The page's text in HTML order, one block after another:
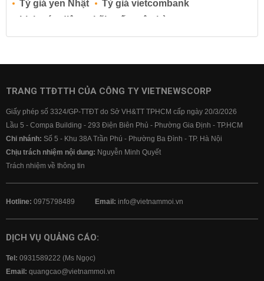
Tỷ giá yen Nhật
Tỷ giá vietcombank
Lịch cúp điện
Lãi suất ngân hàng
Lãi suất tiết kiệm
Lãi suất tiền gửi
Lãi suất ngân hàng BIDV
Lãi suất ngân hàng Vietcombank
TRANG TTĐTTH CỦA CÔNG TY VIETNEWSCORP
Giấy phép số 3324/GP-TTĐT do Sở VH&TT TPHCM cấp ngày 20/3/2026
Lầu 5 - Compa Building - 293 Điện Biên Phủ - Phường Gia Định - TP.HCM
Chi nhánh: Số 5 - Khu 38A Trần Phú - Phường Ba Đình - TP. Hà Nội
Chịu trách nhiệm nội dung: Nguyễn Minh Quyết
Trách nhiệm về thông tin
Hotline: 0975798489 Email: info@vietnammoi.vn
DỊCH VỤ QUẢNG CÁO:
Tel: 0931589222 (Ms Ngọc)
Email: quangcao@vietnammoi.vn